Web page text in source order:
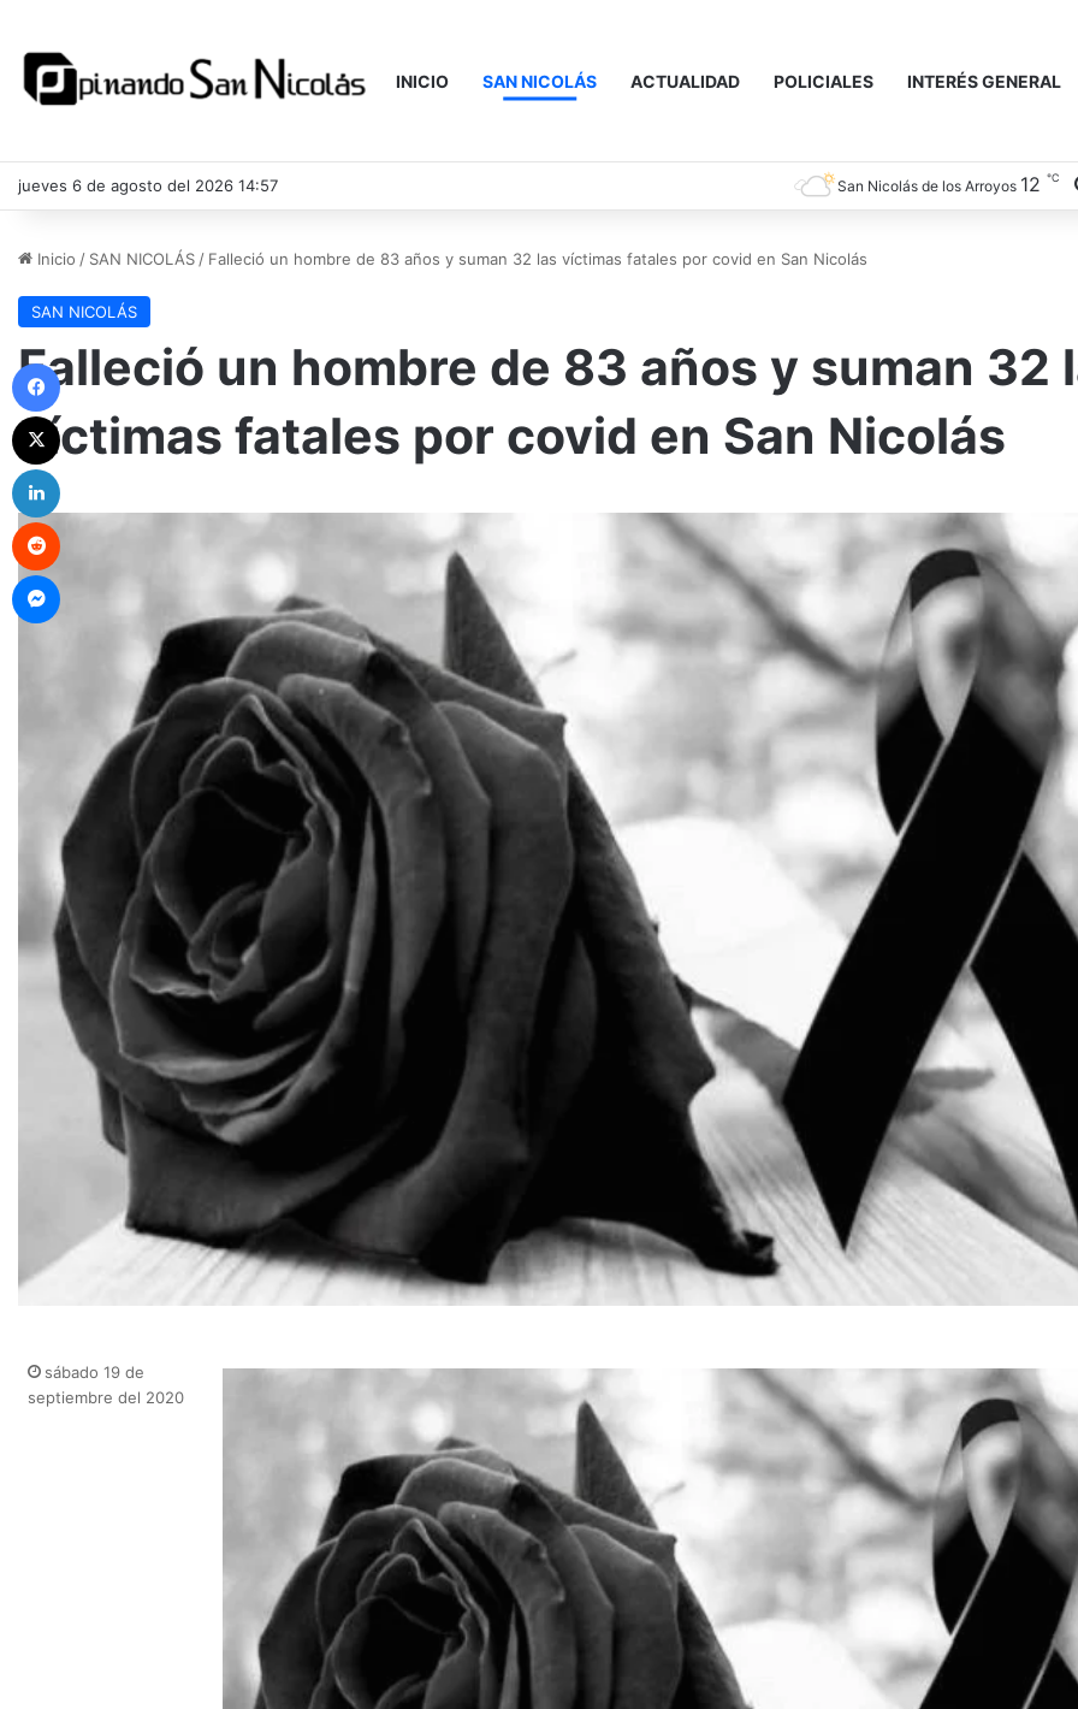
INICIO SAN NICOLÁS ACTUALIDAD POLICIALES INTERÉS GENERAL
jueves 6 de agosto del 2026 14:57 San Nicolás de los Arroyos 12 ℃
Inicio / SAN NICOLÁS / Falleció un hombre de 83 años y suman 32 las víctimas fatales por covid en San Nicolás
SAN NICOLÁS
Falleció un hombre de 83 años y suman 32
víctimas fatales por covid en San Nicolás
sábado 19 de
septiembre del 2020
Facebook
X